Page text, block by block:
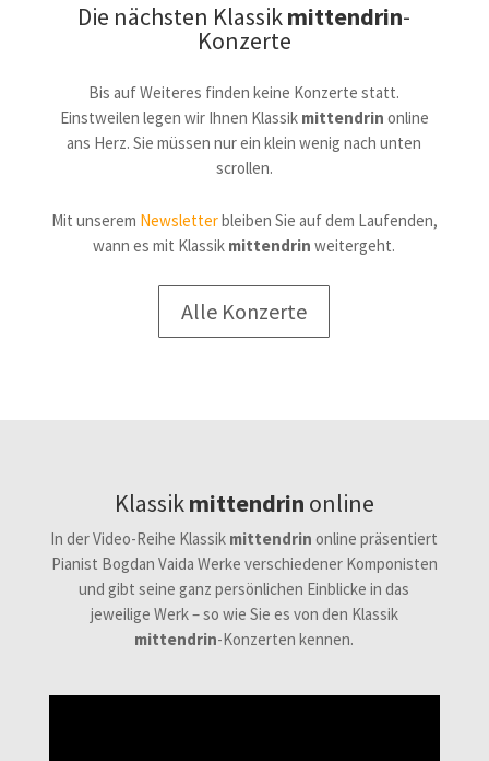
Die nächsten Klassikmittendrin-
Konzerte
Bis auf Weiteres finden keine Konzerte statt.
Einstweilen legen wir Ihnen Klassik mittendrin online
ans Herz. Sie müssen nur ein klein wenig nach unten
scrollen.
Mit unserem Newsletterbleiben Sie auf dem Laufenden,
wann es mit Klassik mittendrin weitergeht.
Alle Konzerte
Klassikmittendrin online
In der Video-Reihe Klassik mittendrin online präsentiert
Pianist Bogdan Vaida Werke verschiedener Komponisten
und gibt seine ganz persönlichen Einblicke in das
jeweilige Werk – so wie Sie es von den Klassik
mittendrin-Konzerten kennen.